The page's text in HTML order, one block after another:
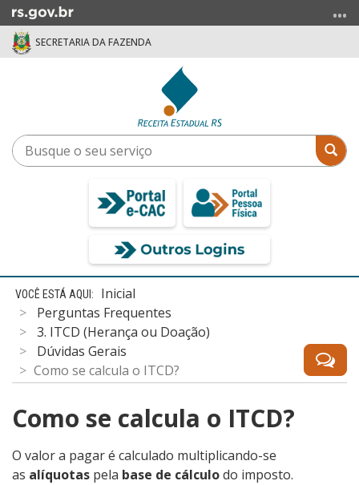
para
menu
SECRETARIA DA FAZENDA
Busque
o
Início
conteúdo
Inicial
Perguntas Frequentes
3. ITCD (Herança ou Doação)
Dúvidas Gerais
Como se calcula o ITCD?
Como se calcula o ITCD?
O valor a pagar é calculado multiplicando-se
as alíquotas pela base de cálculodo imposto.